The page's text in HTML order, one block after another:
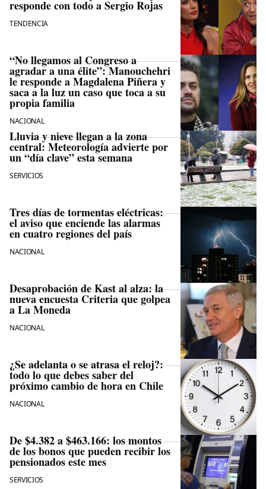
responde con todo a Sergio Rojas
TENDENCIA
“No llegamos al Congreso a
agradar a una élite”: Manouchehri
le responde a Magdalena Piñera y
saca a la luz un caso que toca a su
propia familia
NACIONAL
Lluvia y nieve llegan a la zona
central: Meteorología advierte por
un “día clave” esta semana
SERVICIOS
Tres días de tormentas eléctricas:
el aviso que enciende las alarmas
en cuatro regiones del país
NACIONAL
Desaprobación de Kast al alza: la
nueva encuesta Criteria que golpea
a La Moneda
NACIONAL
¿Se adelanta o se atrasa el reloj?:
todo lo que debes saber del
próximo cambio de hora en Chile
NACIONAL
De $4.382 a $463.166: los montos
de los bonos que pueden recibir los
pensionados este mes
SERVICIOS